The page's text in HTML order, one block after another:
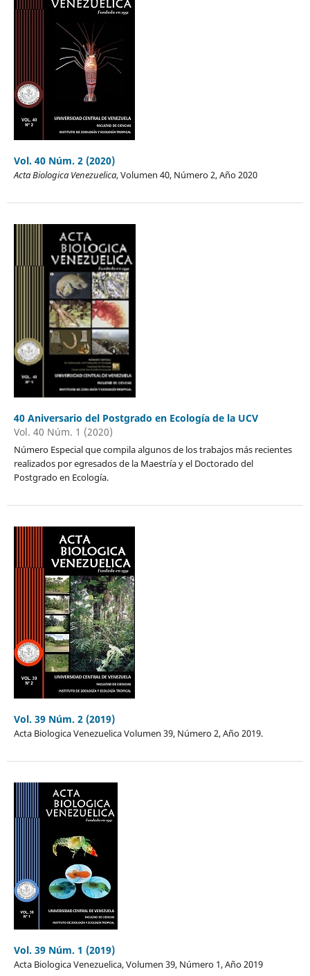
Vol. 40 Núm. 2 (2020)
Acta Biologica Venezuelica, Volumen 40, Número 2, Año 2020
40 Aniversario del Postgrado en Ecología de la UCV
Vol. 40 Núm. 1 (2020)
Número Especial que compila algunos de los trabajos más recientes
realizados por egresados de la Maestría y el Doctorado del
Postgrado en Ecología.
Vol. 39 Núm. 2 (2019)
Acta Biologica Venezuelica Volumen 39, Número 2, Año 2019.
Vol. 39 Núm. 1 (2019)
Acta Biologica Venezuelica, Volumen 39, Número 1, Año 2019